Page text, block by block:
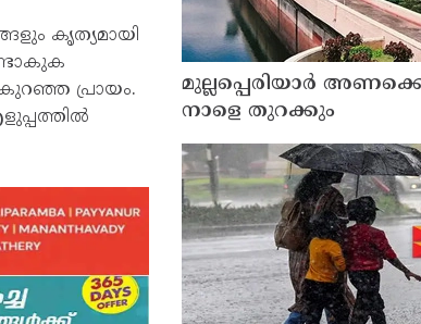
കൃത്യമായി
പ്രായം.
മുല്ലപ്പെരിയാർ
നാളെ തുറക്കും